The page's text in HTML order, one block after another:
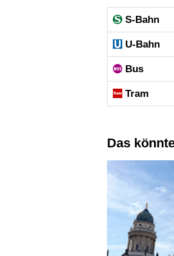
S-Bahn
U-Bahn
Bus
Tram
Das